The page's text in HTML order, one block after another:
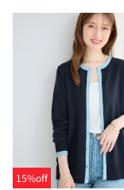
15%off